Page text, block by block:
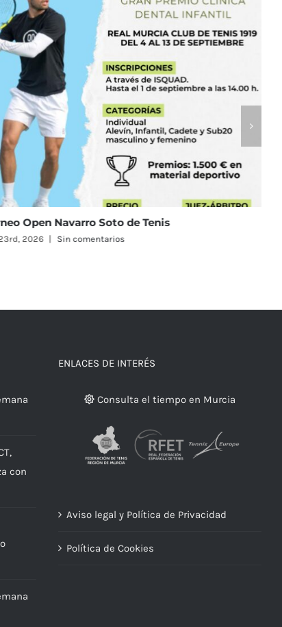
Navarro Soto de Tenis
| Sin comentarios
con
ENLACES DE INTERÉS
Consulta el tiempo en Murcia
Aviso legal y Política de Privacidad
Política de Cookies